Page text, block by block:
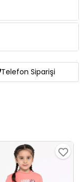
Telefon Siparişi